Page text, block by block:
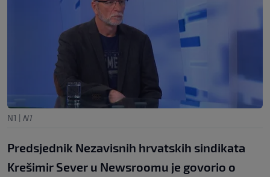
N1 | N1
Predsjednik Nezavisnih hrvatskih sindikata
Krešimir Sever u Newsroomu je govorio o